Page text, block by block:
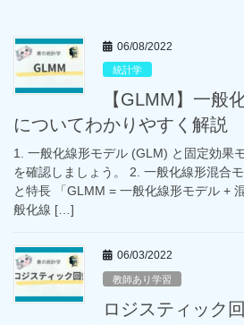
06/08/2022
統計学
【GLMM】一般
についてわかりやすく解説
1. 一般化線形モデル (GLM) と固定効果
を確認しましょう。 2. 一般化線形混合
と特長 「GLMM = 一般化線形モデル +
般化線 […]
06/03/2022
教師あり学習
ロジスティック